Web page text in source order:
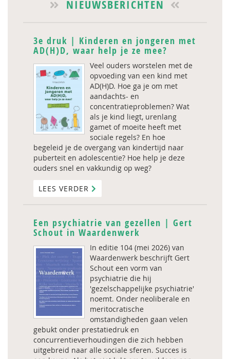
NIEUWSBERICHTEN
3e druk | Kinderen en jongeren met
AD(H)D, waar help je ze mee?
Veel ouders worstelen met de
opvoeding van een kind met
AD(H)D. Hoe ga je om met
aandachts- en
concentratieproblemen? Wat
als je kind liegt, urenlang
gamet of moeite heeft met
sociale regels? En hoe
begeleid je de overgang van kindertijd naar
puberteit en adolescentie? Hoe help je deze
ouders snel en vakkundig op weg?
LEES VERDER
Een psychiatrie van gezellen | Gert
Schout in Waardenwerk
In editie 104 (mei 2026) van
Waardenwerk beschrijft Gert
Schout een vorm van
psychiatrie die hij
'gezelschappelijke psychiatrie'
noemt. Onder neoliberale en
meritocratische
omstandigheden gaan velen
gebukt onder prestatiedruk en
concurrentieverhoudingen die zich hebben
uitgebreid naar alle sociale sferen. Succes is